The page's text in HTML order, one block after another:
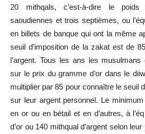
20 mithqals, c’est-à-dire le
saoudiennes et trois septièmes, ou
en billets de banque qui ont la même
seuil d’imposition de la zakat est de
l’argent. Tous les ans les
sur le prix du gramme d’or dans le
multiplier par 85 pour connaître le seuil
sur leur argent personnel. Le
en or ou en bétail et en d’autres, à
d’or ou 140 mithqual d’argent selon